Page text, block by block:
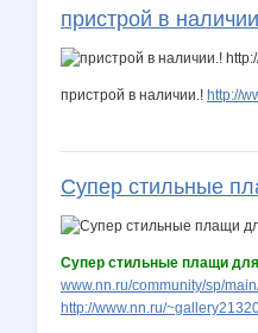
пристрой в
пристрой в наличии.! http://
Супер стильные
Супер стильные плащи
www.nn.ru/community/sp/
http://www.nn.ru/